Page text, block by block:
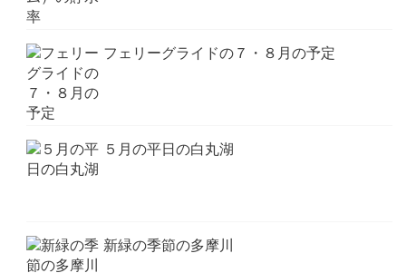
フェリーグライドの７・８月の予定
５月の平日の白丸湖
新緑の季節の多摩川